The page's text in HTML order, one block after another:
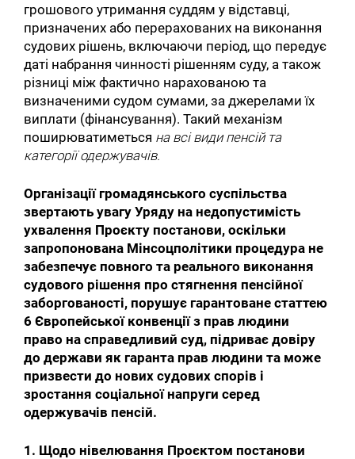
грошового утримання суддям у відставці,
призначених або перерахованих на виконання
судових рішень, включаючи період, що передує
даті набрання чинності рішенням суду, а також
різниці між фактично нарахованою та
визначеними судом сумами, за джерелами їх
виплати (фінансування). Такий механізм
поширюватиметься на всі види пенсій та
категорії одержувачів.
Організації громадянського суспільства
звертають увагу Уряду на недопустимість
ухвалення Проєкту постанови, оскільки
запропонована Мінсоцполітики процедура не
забезпечує повного та реального виконання
судового рішення про стягнення пенсійної
заборгованості, порушує гарантоване статтею
6 Європейської конвенції з прав людини
право на справедливий суд, підриває довіру
до держави як гаранта прав людини та може
призвести до нових судових спорів і
зростання соціальної напруги серед
одержувачів пенсій.
1. Щодо нівелювання Проєктом постанови